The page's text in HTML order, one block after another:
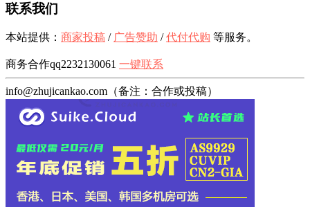
联系我们
本站提供： 商家投稿 / 广告赞助 /代付代购 等服务。
商务合作qq2232130061 一键联系
info@zhujicankao.com（备注：合作或投稿）